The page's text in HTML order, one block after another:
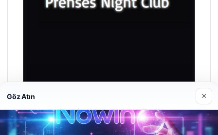
Prenses Night Club
Nisan 29, 2026
Göz Atın ×